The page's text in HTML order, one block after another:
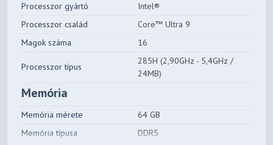
Processzor gyártó
Intel®
Processzor család
Core™ Ultra 9
Magok száma
16
Processzor típus
285H (2,90GHz - 5,4GHz /
24MB)
Memória
Memória mérete
64 GB
Memória típusa
DDR5